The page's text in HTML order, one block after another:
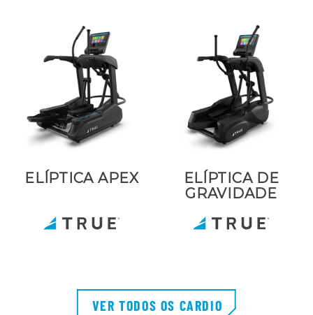
ELÍPTICA APEX
ELÍPTICA DE
GRAVIDADE
VER TODOS OS CARDIO